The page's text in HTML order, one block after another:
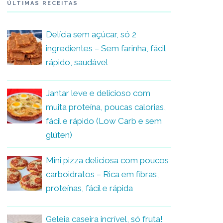
ÚLTIMAS RECEITAS
Delícia sem açúcar, só 2
ingredientes – Sem farinha, fácil,
rápido, saudável
Jantar leve e delicioso com
muita proteína, poucas calorias,
fácil e rápido (Low Carb e sem
glúten)
Mini pizza deliciosa com poucos
carboidratos – Rica em fibras,
proteínas, fácil e rápida
Geleia caseira incrível, só fruta!